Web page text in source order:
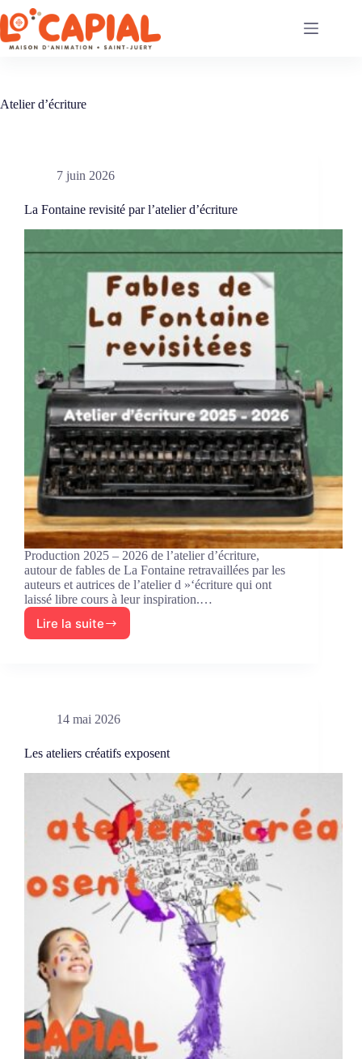
Passer
au
contenu
Atelier d’écriture
7 juin 2026
La Fontaine revisité par l’atelier d’écriture
Production 2025 – 2026 de l’atelier d’écriture,
autour de fables de La Fontaine retravaillées par les
auteurs et autrices de l’atelier d »‘écriture qui ont
laissé libre cours à leur inspiration.…
Lire la suite
La
14 mai 2026
Les ateliers créatifs exposent